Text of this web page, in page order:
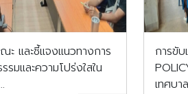
ะ และชี้แจงแนวทางการ
รมและความโปร่งใสใน
การขั
เทศบา